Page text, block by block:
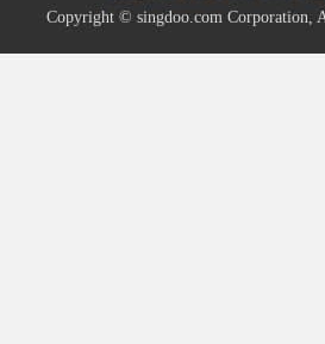
Copyright © singdoo.com Corporation,